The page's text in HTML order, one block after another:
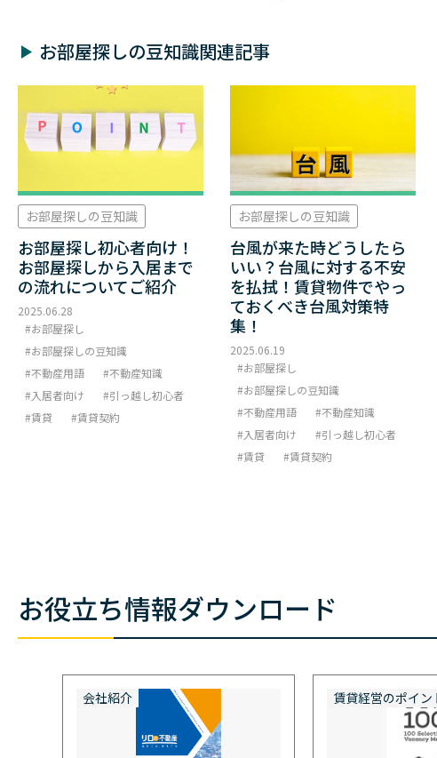
お部屋探しの豆知識関連記事
お部屋探しの豆知識
お部屋探し初心者向け！
お部屋探しから入居まで
の流れについてご紹介
2025.06.28
お部屋探し
お部屋探しの豆知識
不動産用語
不動産知識
入居者向け
引っ越し初心者
賃貸
賃貸契約
お部屋探しの豆知識
台風が来た時どうしたら
いい？台風に対する不安
を払拭！賃貸物件でやっ
ておくべき台風対策特
集！
2025.06.19
お部屋探し
お部屋探しの豆知識
不動産用語
不動産知識
入居者向け
引っ越し初心者
賃貸
賃貸契約
お役立ち情報ダウンロード
会社紹介 賃貸経営のポイン